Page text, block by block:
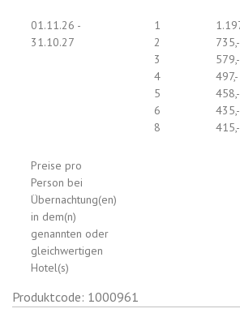
01.11.26 -
31.10.27
1
2
3
4
5
6
8
735,-
579,-
497,-
458,-
435,-
415,-
Preise pro
Person bei
Übernachtung(en)
in dem(n)
genannten oder
gleichwertigen
Hotel(s)
Produktcode: 1000961